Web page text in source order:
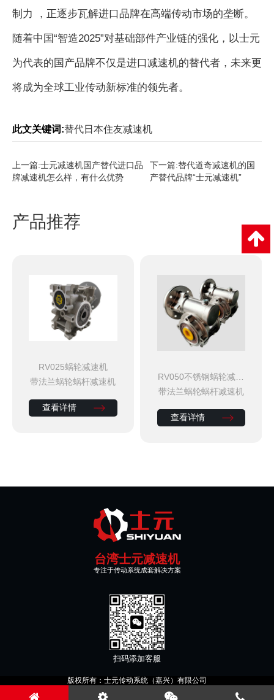
制力 ，正逐步瓦解进口品牌在高端传动市场的垄断。
随着中国“智造2025”对基础部件产业链的强化，以士元
为代表的国产品牌不仅是进口减速机的替代者，未来更
将成为全球工业传动新标准的领先者。
此文关键词:替代日本住友减速机
上一篇:士元减速机国产替代进口品
牌减速机怎么样，有什么优势
下一篇:替代道奇减速机的国
产替代品牌“士元减速机”
产品推荐
RV025蜗轮减速机
带法兰蜗轮蜗杆减速机
查看详情
RV050不锈钢蜗轮减速
机
带法兰蜗轮蜗杆减速机
查看详情
台湾士元减速机
专注于传动系统成套解决方案
扫码添加客服
版权所有：士元传动系统（嘉兴）有限公司